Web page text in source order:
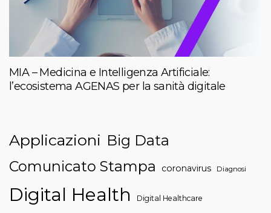
MIA – Medicina e Intelligenza Artificiale:
l’ecosistema AGENAS per la sanità digitale
Applicazioni Big Data
Comunicato Stampa
coronavirus Diagnosi
Digital Health Digital Healthcare